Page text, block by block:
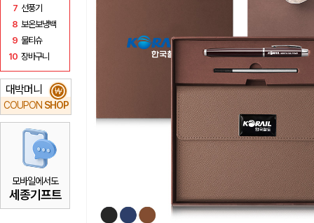
7 선풍기
8 보온보냉백
9 물티슈
10 장바구니
대박머니
COUPON SHOP
₩
모바일에서도
세종기프트